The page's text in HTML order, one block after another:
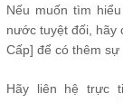
Nếu muốn tìm
nước tuyệt đối, hãy
Cấp] để có thêm sự
Hãy liên hệ trực